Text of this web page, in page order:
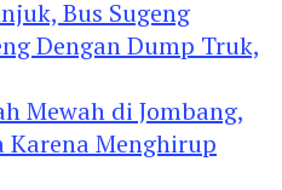
Bus Sugeng
Dengan Dump Truk,